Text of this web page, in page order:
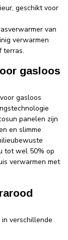
geschikt voor
van
verwarmen
terras.
gasloos
gasloos
panelen zijn
en slimme
tot wel 50% op
verwarmen met
verschillende